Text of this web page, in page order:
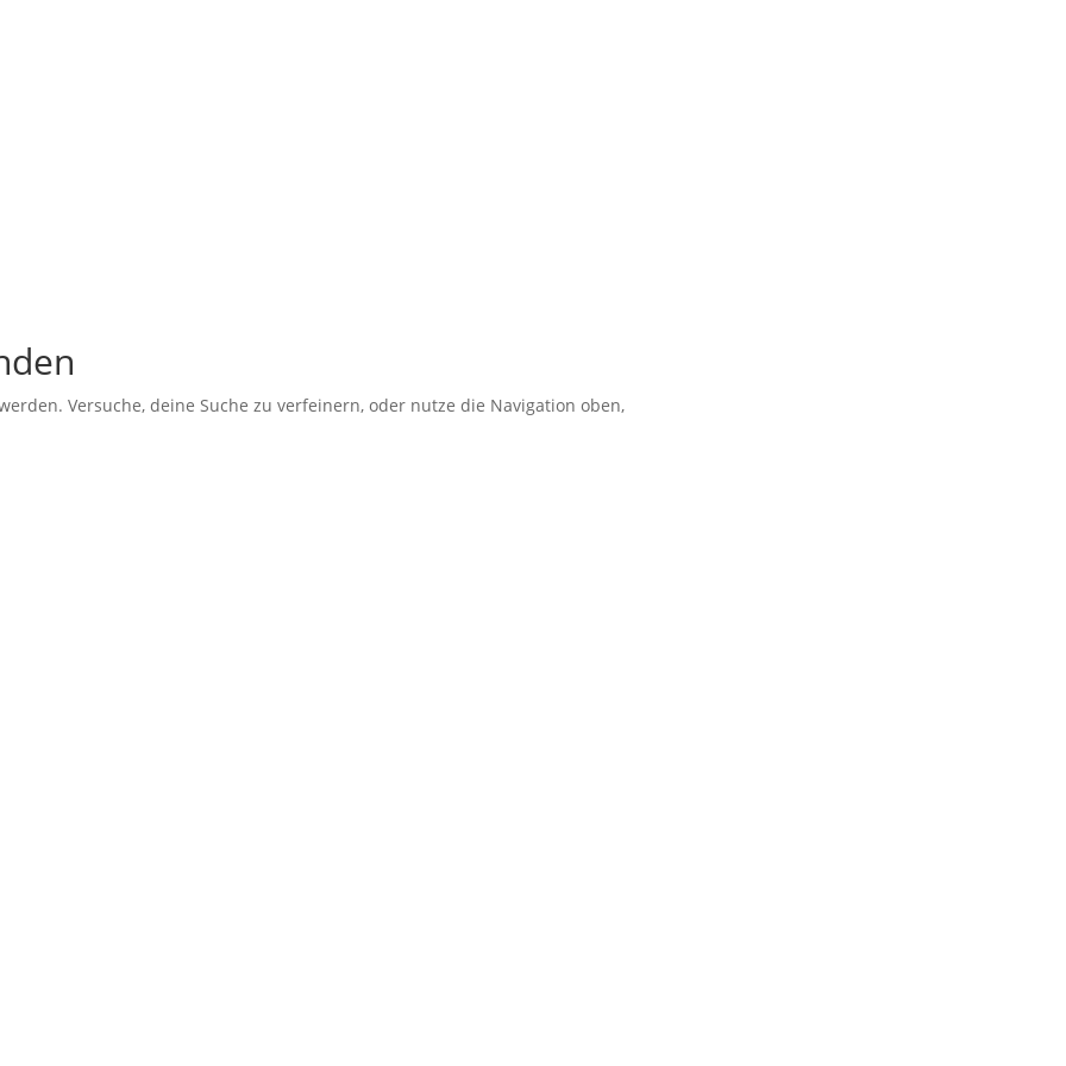
Versuche, deine Suche zu verfeinern, oder nutze die Navigation oben,